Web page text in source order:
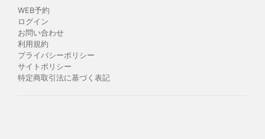
WEB予約
ログイン
お問い合わせ
利用規約
プライバシーポリシー
サイトポリシー
特定商取引法に基づく表記